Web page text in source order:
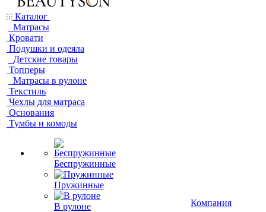
Каталог
Матрасы
Кровати
Подушки и одеяла
Детские товары
Топперы
Матрасы в рулоне
Текстиль
Чехлы для матраса
Основания
Тумбы и комоды
Беспружинные
Пружинные
В рулоне
Компания